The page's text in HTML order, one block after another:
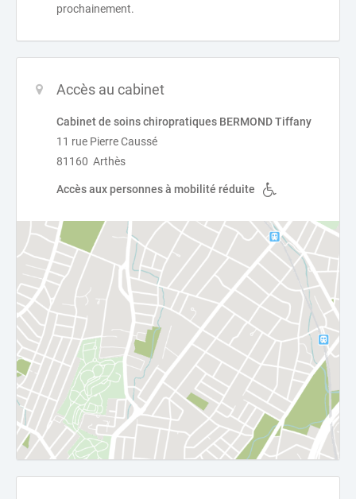
prochainement.
Accès au cabinet
Cabinet de soins chiropratiques BERMOND Tiffany
11 rue Pierre Caussé
81160 Arthès
Accès aux personnes à mobilité réduite